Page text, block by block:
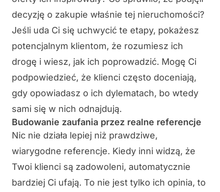
decyzję o zakupie właśnie tej nieruchomości?
Jeśli uda Ci się uchwycić te etapy, pokażesz
potencjalnym klientom, że rozumiesz ich
drogę i wiesz, jak ich poprowadzić. Mogę Ci
podpowiedzieć, że klienci często doceniają,
gdy opowiadasz o ich dylematach, bo wtedy
sami się w nich odnajdują.
Budowanie zaufania przez realne referencje
Nic nie działa lepiej niż prawdziwe,
wiarygodne referencje. Kiedy inni widzą, że
Twoi klienci są zadowoleni, automatycznie
bardziej Ci ufają. To nie jest tylko ich opinia, to